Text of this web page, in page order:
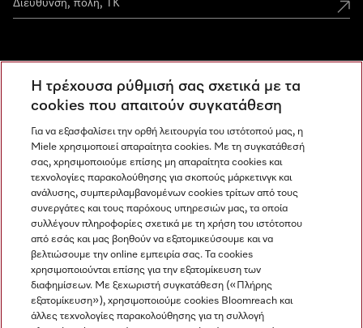
Ανακαλύψτε τα Miele Experience Center
Newsletter
Miele στο Instagram
Miele στο Facebook
Miele στο Youtube
Η τρέχουσα ρύθμισή σας σχετικά με τα
cookies που απαιτούν συγκατάθεση
Για να εξασφαλίσει την ορθή λειτουργία του ιστότοπού μας, η
Miele χρησιμοποιεί απαραίτητα cookies. Με τη συγκατάθεσή
σας, χρησιμοποιούμε επίσης μη απαραίτητα cookies και
τεχνολογίες παρακολούθησης για σκοπούς μάρκετινγκ και
ανάλυσης, συμπεριλαμβανομένων cookies τρίτων από τους
συνεργάτες και τους παρόχους υπηρεσιών μας, τα οποία
συλλέγουν πληροφορίες σχετικά με τη χρήση του ιστότοπου
από εσάς και μας βοηθούν να εξατομικεύσουμε και να
βελτιώσουμε την online εμπειρία σας. Τα cookies
χρησιμοποιούνται επίσης για την εξατομίκευση των
διαφημίσεων. Με ξεχωριστή συγκατάθεση («Πλήρης
εξατομίκευση»), χρησιμοποιούμε cookies Bloomreach και
άλλες τεχνολογίες παρακολούθησης για τη συλλογή